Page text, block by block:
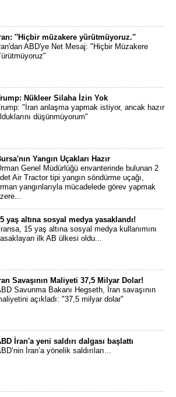
''Hiçbir müzakere yürütmüyoruz.''
ABD'ye Net Mesaj: "Hiçbir Müzakere
Nükleer Silaha İzin Yok
"İran anlaşma yapmak istiyor, ancak hazır
düşünmüyorum"
Yangın Uçakları Hazır
Genel Müdürlüğü envanterinde bulunan 2
Air Tractor tipi yangın söndürme uçağı,
yangınlarıyla mücadelede görev yapmak
yaş altına sosyal medya yasaklandı!
15 yaş altına sosyal medya kullanımını
ilk AB ülkesi oldu...
Savaşının Maliyeti 37,5 Milyar Dolar!
Savunma Bakanı Hegseth, İran savaşının
açıkladı: "37,5 milyar dolar"
İran'a yeni saldırı dalgası başlattı
İran’a yönelik saldırıları...